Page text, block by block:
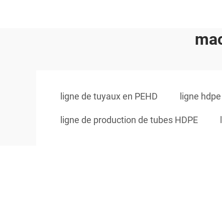
ligne de tuyaux en PEHD ligne hdpe
ligne de production de tubes HDPE